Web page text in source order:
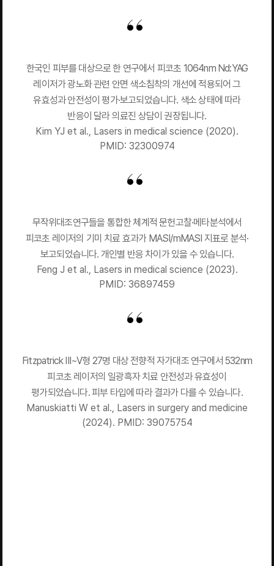
한국인 피부를 대상으로 한 연구에서 피코초 1064nm Nd:YAG
레이저가 광노화 관련 안면 색소침착의 개선에 적용되어 그
유효성과 안전성이 평가·보고되었습니다. 색소 상태에 따라
반응이 달라 의료진 상담이 권장됩니다.
Kim YJ et al., Lasers in medical science (2020).
PMID: 32300974
무작위대조연구들을 통합한 체계적 문헌고찰·메타분석에서
피코초 레이저의 기미 치료 효과가 MASI/mMASI 지표로 분석·
보고되었습니다. 개인별 반응 차이가 있을 수 있습니다.
Feng J et al., Lasers in medical science (2023).
PMID: 36897459
Fitzpatrick III~V형 27명 대상 전향적 자가대조 연구에서 532nm
피코초 레이저의 일광흑자 치료 안전성과 유효성이
평가되었습니다. 피부 타입에 따라 결과가 다를 수 있습니다.
Manuskiatti W et al., Lasers in surgery and medicine
(2024). PMID: 39075754